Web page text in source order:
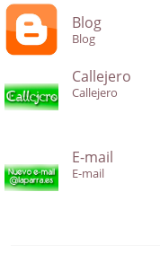
Blog
Blog
Callejero
Callejero
E-mail
E-mail